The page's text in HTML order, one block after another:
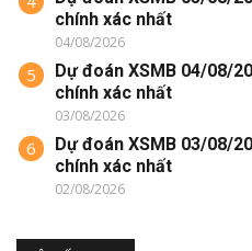
chính xác nhất
04/08/2026
5
Dự đoán XSMB 04/08/
chính xác nhất
03/08/2026
6
Dự đoán XSMB 03/08/
chính xác nhất
02/08/2026